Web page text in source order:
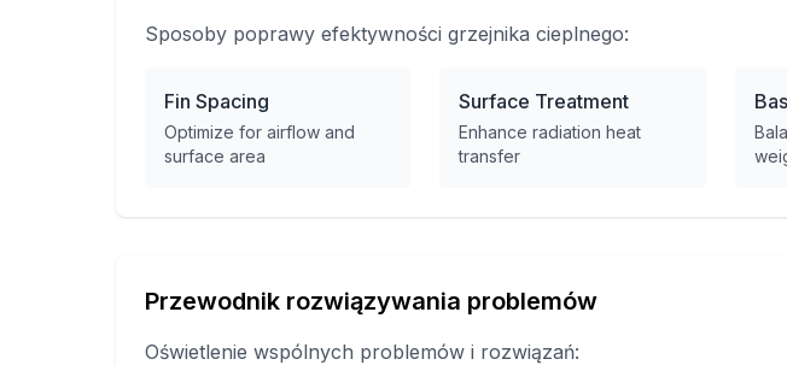
Sposoby poprawy efektywności grzejnika cieplnego:
Fin Spacing
Optimize for airflow and
surface area
Surface Treatment
Enhance radiation heat
transfer
Przewodnik rozwiązywania problemów
Oświetlenie wspólnych problemów i rozwiązań: